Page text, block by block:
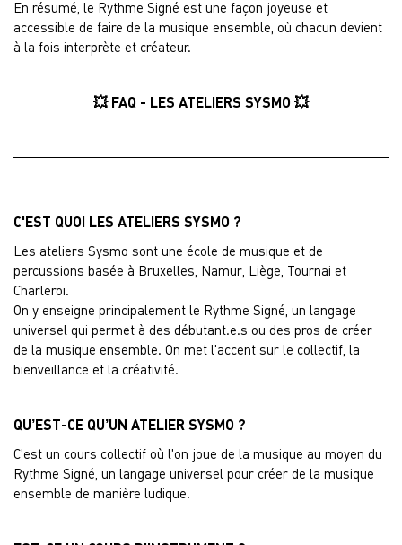
En résumé, le Rythme Signé est une façon joyeuse et
accessible de faire de la musique ensemble, où chacun devient
à la fois interprète et créateur.
💥 FAQ - LES ATELIERS SYSMO 💥
C'EST QUOI LES ATELIERS SYSMO ?
Les ateliers Sysmo sont une école de musique et de
percussions basée à Bruxelles, Namur, Liège, Tournai et
Charleroi.
On y enseigne principalement le Rythme Signé, un langage
universel qui permet à des débutant.e.s ou des pros de créer
de la musique ensemble. On met l'accent sur le collectif, la
bienveillance et la créativité.
QU’EST-CE QU’UN ATELIER SYSMO ?
C'est un cours collectif où l'on joue de la musique au moyen du
Rythme Signé, un langage universel pour créer de la musique
ensemble de manière ludique.